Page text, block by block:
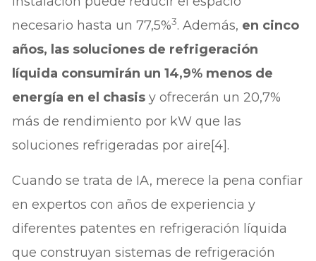
necesario hasta un 77,5%3. Además, en cinco
años, las soluciones de refrigeración
líquida consumirán un 14,9% menos de
energía en el chasis y ofrecerán un 20,7%
más de rendimiento por kW que las
soluciones refrigeradas por aire[4].
Cuando se trata de IA, merece la pena confiar
en expertos con años de experiencia y
diferentes patentes en refrigeración líquida
que construyan sistemas de refrigeración